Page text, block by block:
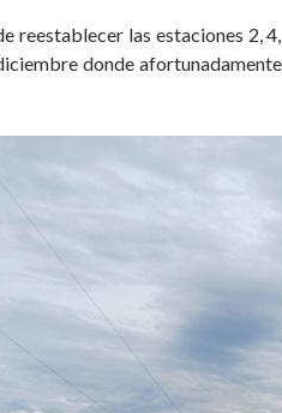
reestablecer las estaciones 2,
donde